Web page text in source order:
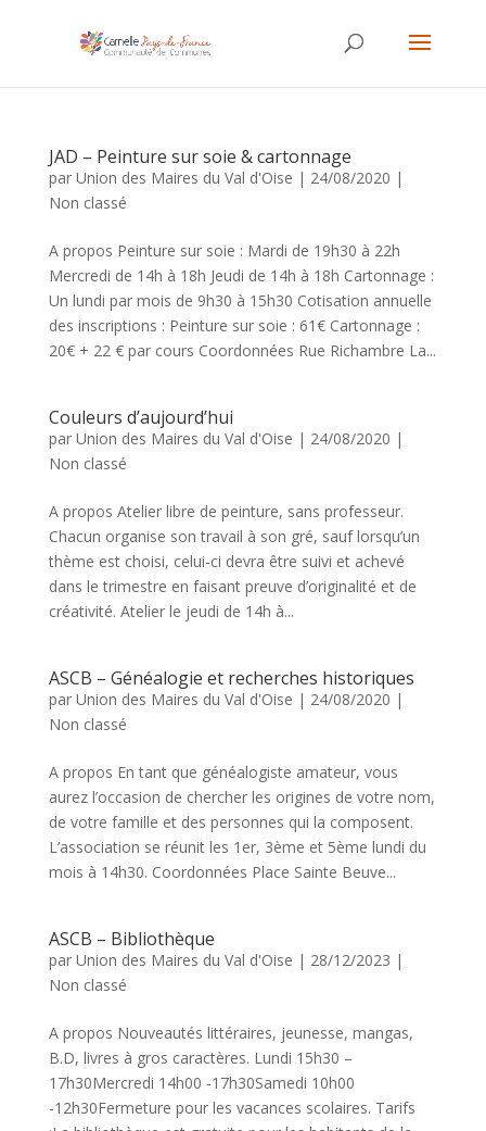
JAD – Peinture sur soie & cartonnage
par Union des Maires du Val d'Oise | 24/08/2020 |
Non classé
A propos Peinture sur soie : Mardi de 19h30 à 22h
Mercredi de 14h à 18h Jeudi de 14h à 18h Cartonnage :
Un lundi par mois de 9h30 à 15h30 Cotisation annuelle
des inscriptions : Peinture sur soie : 61€ Cartonnage :
20€ + 22 € par cours Coordonnées Rue Richambre La...
Couleurs d’aujourd’hui
par Union des Maires du Val d'Oise | 24/08/2020 |
Non classé
A propos Atelier libre de peinture, sans professeur.
Chacun organise son travail à son gré, sauf lorsqu’un
thème est choisi, celui-ci devra être suivi et achevé
dans le trimestre en faisant preuve d’originalité et de
créativité. Atelier le jeudi de 14h à...
ASCB – Généalogie et recherches historiques
par Union des Maires du Val d'Oise | 24/08/2020 |
Non classé
A propos En tant que généalogiste amateur, vous
aurez l’occasion de chercher les origines de votre nom,
de votre famille et des personnes qui la composent.
L’association se réunit les 1er, 3ème et 5ème lundi du
mois à 14h30. Coordonnées Place Sainte Beuve...
ASCB – Bibliothèque
par Union des Maires du Val d'Oise | 28/12/2023 |
Non classé
A propos Nouveautés littéraires, jeunesse, mangas,
B.D, livres à gros caractères. Lundi 15h30 –
17h30Mercredi 14h00 -17h30Samedi 10h00
-12h30Fermeture pour les vacances scolaires. Tarifs